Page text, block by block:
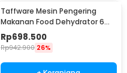
Taffware Mesin Pengering
Makanan Food Dehydrator 6
Layer 400W - LT50
Rp698.500
Rp942.900 26%